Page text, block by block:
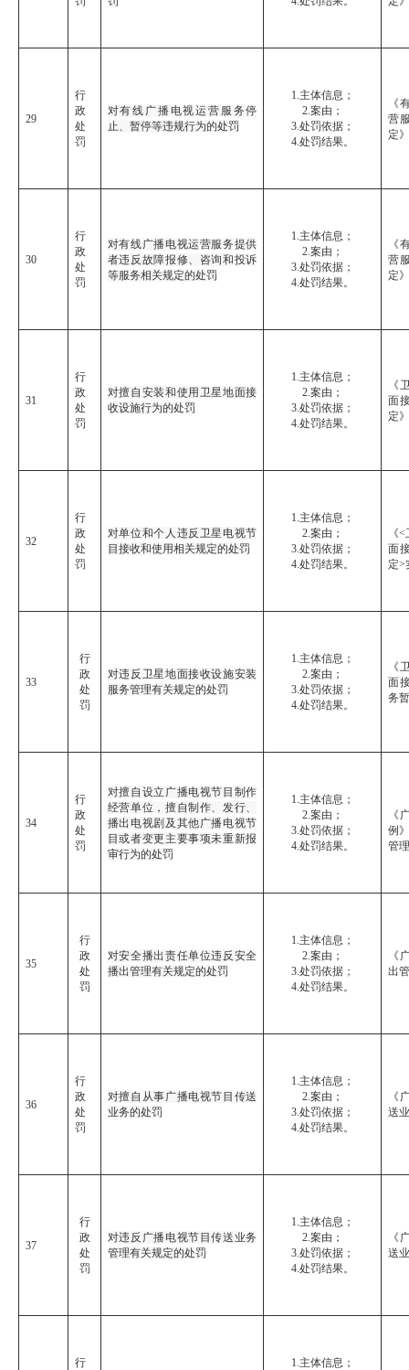
29
行
政
处
罚
对有线广播电视运营服务停
止、暂停等违规行为的处罚
1.主体信息；
2.案由；
3.处罚依据；
4.处罚结果。
《
营
定》
30
行
政
处
罚
对有线广播电视运营服务提供
者违反故障报修、咨询和投诉
等服务相关规定的处罚
1.主体信息；
2.案由；
3.处罚依据；
4.处罚结果。
《
营
定》
31
行
政
处
罚
对擅自安装和使用卫星地面接
收设施行为的处罚
1.主体信息；
2.案由；
3.处罚依据；
4.处罚结果。
《
面
定》
32
行
政
处
罚
对单位和个人违反卫星电视节
目接收和使用相关规定的处罚
1.主体信息；
2.案由；
3.处罚依据；
4.处罚结果。
《
面
定>
33
行
政
处
罚
对违反卫星地面接收设施安装
服务管理有关规定的处罚
1.主体信息；
2.案由；
3.处罚依据；
4.处罚结果。
《
面
务
34
行
政
处
罚
对擅自设立广播电视节目制作
经营单位，擅自制作、发行、
播出电视剧及其他广播电视节
目或者变更主要事项未重新报
审行为的处罚
1.主体信息；
2.案由；
3.处罚依据；
4.处罚结果。
《
例
管
35
行
政
处
罚
对安全播出责任单位违反安全
播出管理有关规定的处罚
1.主体信息；
2.案由；
3.处罚依据；
4.处罚结果。
《
出
36
行
政
处
罚
对擅自从事广播电视节目传送
业务的处罚
1.主体信息；
2.案由；
3.处罚依据；
4.处罚结果。
《
送
37
行
政
处
罚
对违反广播电视节目传送业务
管理有关规定的处罚
1.主体信息；
2.案由；
3.处罚依据；
4.处罚结果。
《
送
行
1.主体信息；